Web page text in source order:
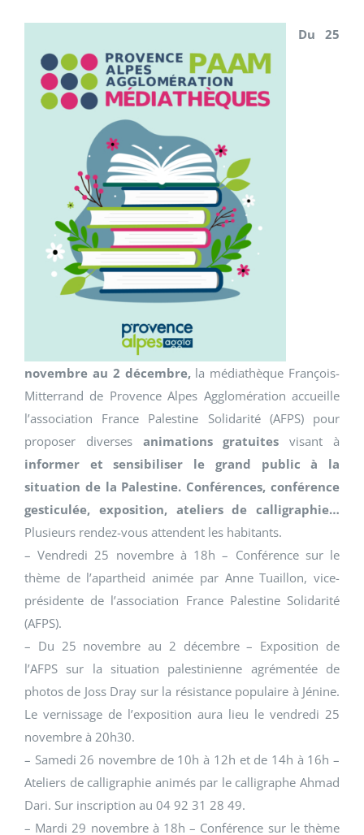
Du 25
novembre au 2 décembre,la médiathèque François-
Mitterrand de Provence Alpes Agglomération accueille
l’association France Palestine Solidarité (AFPS) pour
proposer diverses animations gratuites visant à
informer et sensibiliser le grand public à la
situation de la Palestine. Conférences, conférence
gesticulée, exposition, ateliers de calligraphie…
Plusieurs rendez-vous attendent les habitants.
– Vendredi 25 novembre à 18h – Conférence sur le
thème de l’apartheid animée par Anne Tuaillon, vice-
présidente de l’association France Palestine Solidarité
(AFPS).
– Du 25 novembre au 2 décembre – Exposition de
l’AFPS sur la situation palestinienne agrémentée de
photos de Joss Dray sur la résistance populaire à Jénine.
Le vernissage de l’exposition aura lieu le vendredi 25
novembre à 20h30.
– Samedi 26 novembre de 10h à 12h et de 14h à 16h –
Ateliers de calligraphie animés par le calligraphe Ahmad
Dari. Sur inscription au 04 92 31 28 49.
– Mardi 29 novembre à 18h – Conférence sur le thème